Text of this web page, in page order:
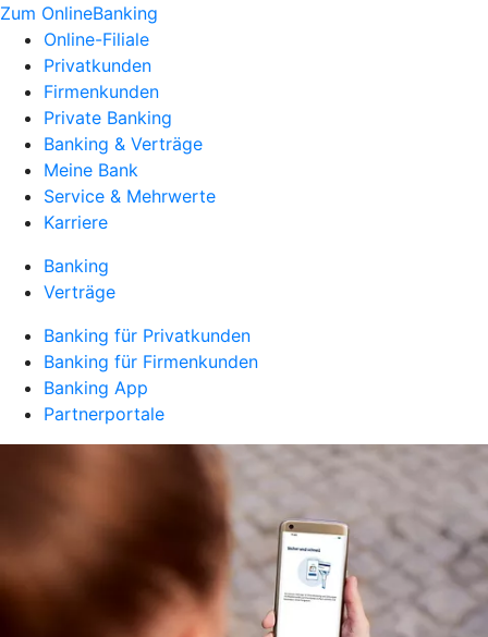
Zum OnlineBanking
Online-Filiale
Privatkunden
Firmenkunden
Private Banking
Banking & Verträge
Meine Bank
Service & Mehrwerte
Karriere
Banking
Verträge
Banking für Privatkunden
Banking für Firmenkunden
Banking App
Partnerportale